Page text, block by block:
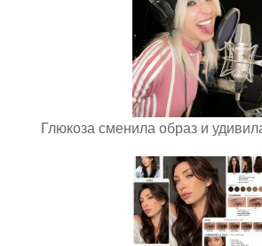
Глюкоза сменила образ и